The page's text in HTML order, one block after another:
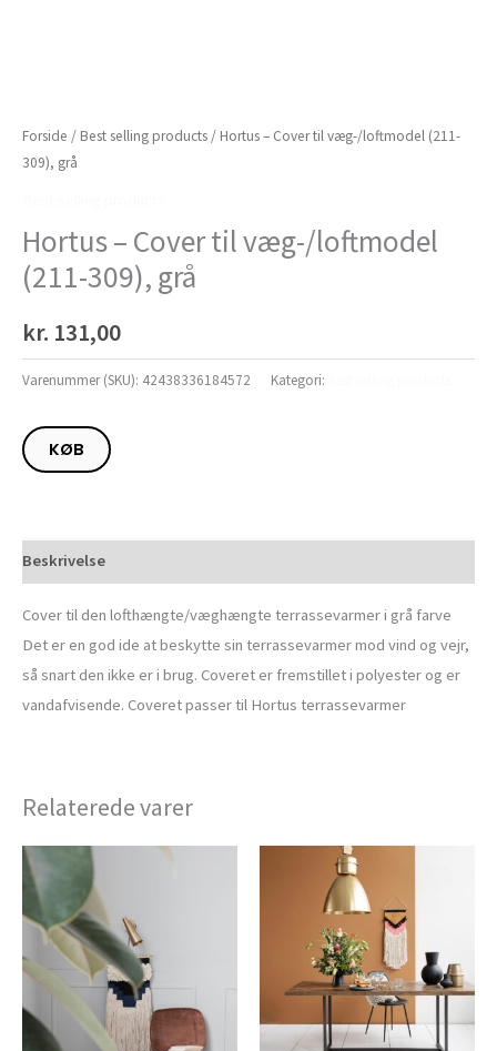
Forside / Best selling products / Hortus – Cover til væg-/loftmodel (211-
309), grå
Hortus – Cover til væg-/loftmodel
(211-309), grå
kr. 131,00
Varenummer (SKU): 42438336184572 Kategori:
KØB
Beskrivelse
Cover til den lofthængte/væghængte terrassevarmer i grå farve
Det er en god ide at beskytte sin terrassevarmer mod vind og vejr,
så snart den ikke er i brug. Coveret er fremstillet i polyester og er
vandafvisende. Coveret passer til Hortus terrassevarmer
Relaterede varer